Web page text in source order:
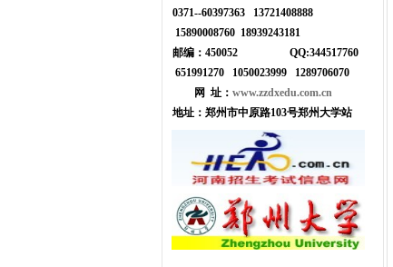
0371--60397363 13721408888
15890008760 18939243181
邮编：450052 QQ:344517760
651991270 1050023999
1289706070
网 址： www.zzdxedu.com.cn
地址： 郑州市中原路103号郑州大学站